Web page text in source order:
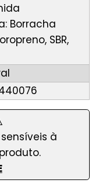
Borracha
SBR,
à